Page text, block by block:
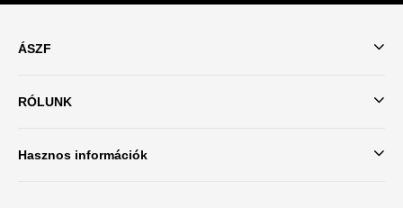
ÁSZF
RÓLUNK
Hasznos információk